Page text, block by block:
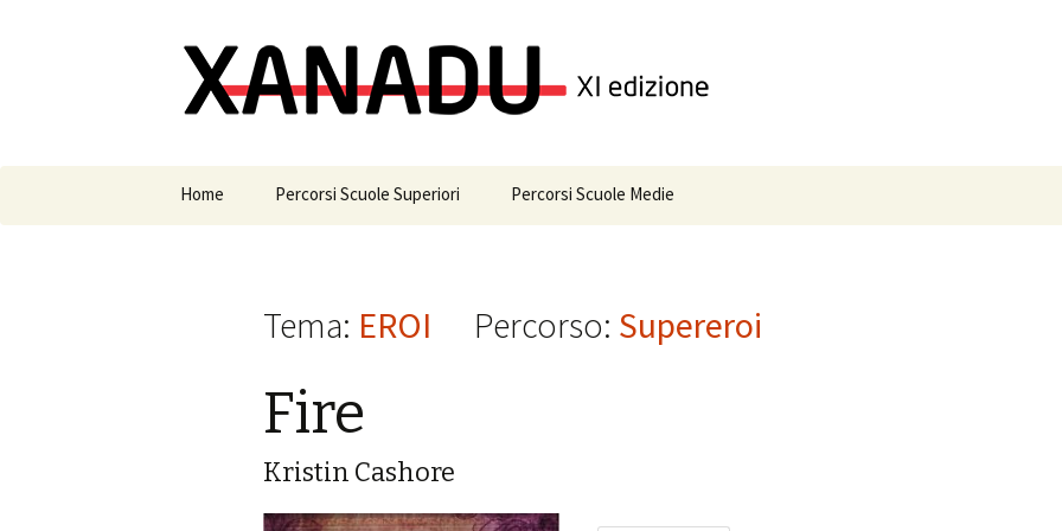
Skip to content
Home Percorsi Scuole Superiori
AVVENTURA
EROI
FORMAZIONE
Percorsi Scuole Medie
MISTERO
Tema: EROI Percorso: Supereroi
Fire
Kristin Cashore